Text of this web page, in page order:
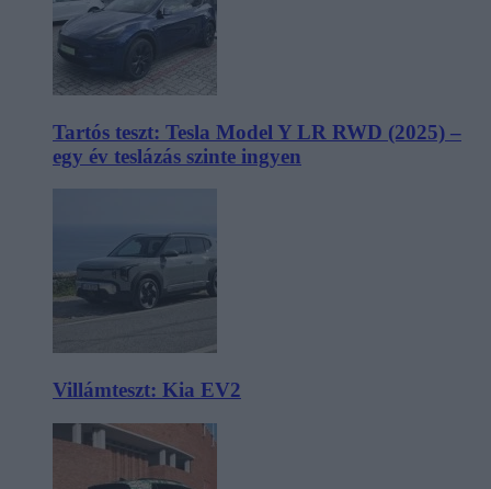
Tartós teszt: Tesla Model Y LR RWD (2025) –
egy év teslázás szinte ingyen
Villámteszt: Kia EV2